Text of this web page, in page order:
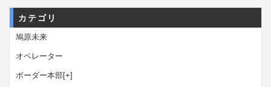
カテゴリ
鳩原未来
オペレーター
ボーダー本部[+]